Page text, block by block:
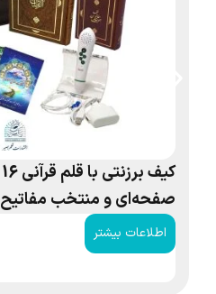
صفحه‌ای و منتخب مفاتیح
اطلاعات بیشتر